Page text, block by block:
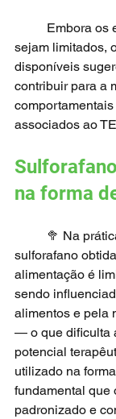
sejam limitados,
disponíveis
contribuir para a
associados ao
na forma
sulforafano
alimentação é
sendo
alimentos e pela
— o que dificulta
potencial
utilizado na
fundamental que
padronizado e